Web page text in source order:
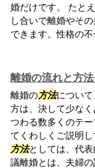
婚だけです。 たと
し合いで離婚やそ
できます。性格の
離婚の流れと方
離婚の方法につい
方は、決して少な
つわる数多くのテ
てくわしくご説明
方法としては、代
議離婚とは、夫婦